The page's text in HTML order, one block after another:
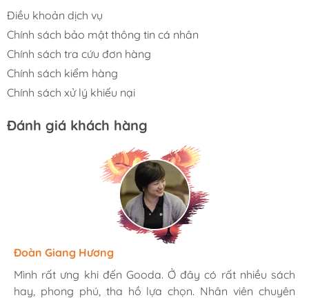
Điều khoản dịch vụ
Chính sách bảo mật thông tin cá nhân
Chính sách tra cứu đơn hàng
Chính sách kiểm hàng
Chính sách xử lý khiếu nại
Đánh giá khách hàng
Hương Suri
Mình rất ưng khi đến Gooda. Ở đây có rất nhiều sách
hay, phong phú, tha hồ lựa chọn. Nhân viên chuyên
Đoàn Giang Hương
Mình rất ưng khi đến Gooda. Ở đây có rất nhiều sách
hay, phong phú, tha hồ lựa chọn. Nhân viên chuyên
Ngọc Anh
Mình rất ưng khi đến Gooda. Ở đây có rất nhiều sách
hay, phong phú, tha hồ lựa chọn. Nhân viên chuyên